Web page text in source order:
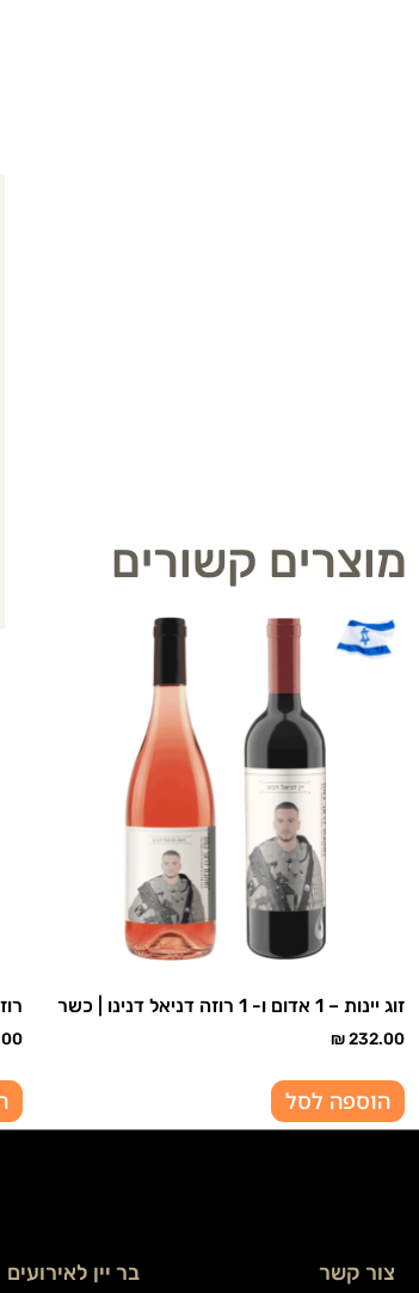
מוצרים קשורים
זוג יינות – 1 אדום ו- 1 רוזה דניאל דנינו | כשר
₪232.00
הוספה לסל
צור קשר בר יין לאירועים